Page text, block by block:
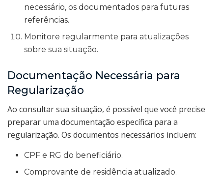
necessário, os documentados para futuras
referências.
Monitore regularmente para atualizações
sobre sua situação.
Documentação Necessária para
Regularização
Ao consultar sua situação, é possível que você precise
preparar uma documentação específica para a
regularização. Os documentos necessários incluem:
CPF e RG do beneficiário.
Comprovante de residência atualizado.